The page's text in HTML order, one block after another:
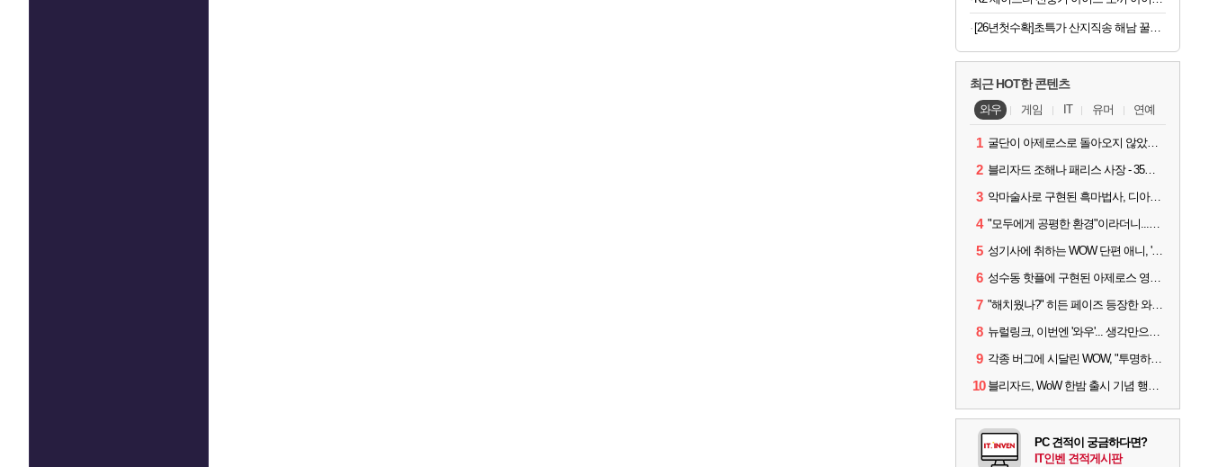
[26년첫수확]초특가 산지직송 해남 꿀고구마
최근 HOT한 콘텐츠
와우 게임 IT 유머 연예
1 굴단이 아제로스로 돌아오지 않았다면? 와우 클래식+ 주목
2 블리자드 조해나 패리스 사장 - 35년 역사, 그리고 비전
3 악마술사로 구현된 흑마법사, 디아4 x 와우 콜라보 살펴보기
4 "모두에게 공평한 환경"이라더니...여전히 살아있는 애드온
5 성기사에 취하는 WOW 단편 애니, '신성한 모든 것'
6 성수동 핫플에 구현된 아제로스 영웅들의 안식처, WoW 홈스윗홈
7 "해치웠나?" 히든 페이즈 등장한 와우 '한밤', 세계 최초 킬은 '팀 리퀴드'
8 뉴럴링크, 이번엔 '와우'... 생각만으로 게임하는 시대 성큼
9 각종 버그에 시달린 WOW, "투명하고 신속한 소통과 대응 약속"
10 블리자드, WoW 한밤 출시 기념 행사 '홈스윗홈' 28일 개최
PC 견적이 궁금하다면?
IT인벤 견적게시판